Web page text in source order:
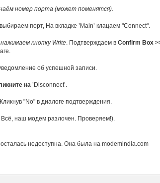
номер порта (может поменятся).
порт, На вкладке ’Main’ клацаем "Connect".
кнопку Write. Подтверждаем в Confirm Box
об успешной записи.
на ’Disconnect’.
"No" в диалоге подтверждения.
наш модем разлочен. Проверяем!).
недоступна. Она была на modemindia.com